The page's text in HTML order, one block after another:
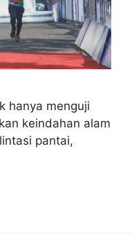
hanya menguji
keindahan alam
pantai,